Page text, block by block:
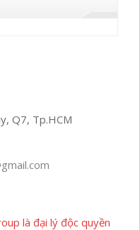
Q7, Tp.HCM
là đại lý độc quyền